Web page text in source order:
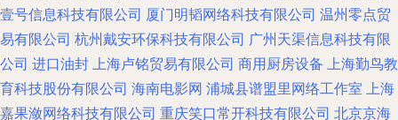
壹号信息科技有限公司 厦门明韬网络科技有限公司 温州零点贸
易有限公司 杭州戴安环保科技有限公司 广州天渠信息科技有限
公司 进口油封 上海卢铭贸易有限公司 商用厨房设备 上海勤鸟教
育科技股份有限公司 海南电影网 浦城县谱盟里网络工作室 上海
嘉果潋网络科技有限公司 重庆笑口常开科技有限公司 北京京海